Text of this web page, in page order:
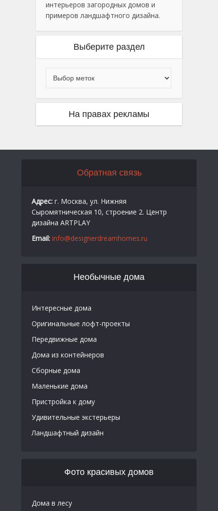
интерьеров загородных домов и
примеров ландшафтного дизайна.
Выберите раздел
На правах рекламы
Обратная связь
Адрес: г. Москва, ул. Нижняя
Сыромятническая 10, строение 2. Центр
дизайна ARTPLAY
Email: info@designerdreamhomes.ru
Необычные дома
Интересные дома
Оригинальные лофт-проекты
Передвижные дома
Дома из контейнеров
Сборные дома
Маленькие дома
Пристройка к дому
Удивительные экстерьеры
Ландшафтный дизайн
Фото красивых домов
Дома в лесу